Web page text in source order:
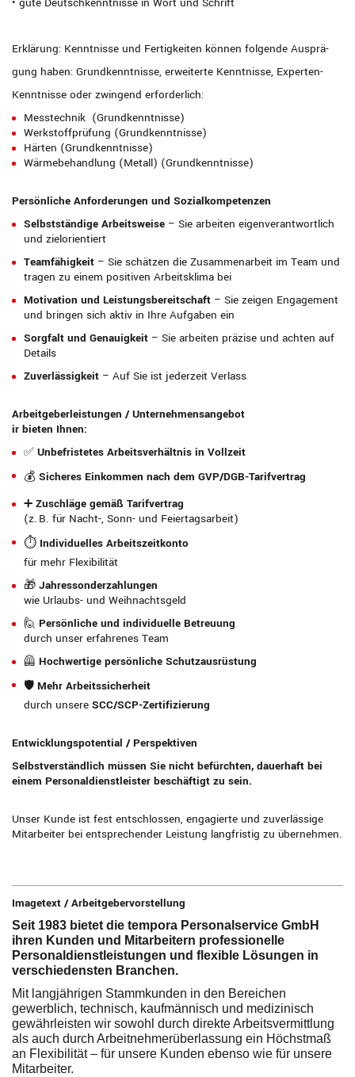
• gute Deutschkenntnisse in Wort und Schrift
Erklärung: Kenntnisse und Fertigkeiten können folgende Ausprä-
gung haben: Grundkenntnisse, erweiterte Kenntnisse, Experten-
Kenntnisse oder zwingend erforderlich:
Messtechnik (Grundkenntnisse)
Werkstoffprüfung (Grundkenntnisse)
Härten (Grundkenntnisse)
Wärmebehandlung (Metall) (Grundkenntnisse)
Persönliche Anforderungen und Sozialkompetenzen
Selbstständige Arbeitsweise – Sie arbeiten eigenverantwortlich
und zielorientiert
Teamfähigkeit – Sie schätzen die Zusammenarbeit im Team und
tragen zu einem positiven Arbeitsklima bei
Motivation und Leistungsbereitschaft – Sie zeigen Engagement
und bringen sich aktiv in Ihre Aufgaben ein
Sorgfalt und Genauigkeit – Sie arbeiten präzise und achten auf
Details
Zuverlässigkeit – Auf Sie ist jederzeit Verlass
Arbeitgeberleistungen / Unternehmensangebot
ir bieten Ihnen:
✅ Unbefristetes Arbeitsverhältnis in Vollzeit
💰 Sicheres Einkommen nach dem GVP/DGB-Tarifvertrag
➕ Zuschläge gemäß Tarifvertrag
(z. B. für Nacht-, Sonn- und Feiertagsarbeit)
⏱️ Individuelles Arbeitszeitkonto
für mehr Flexibilität
🎁 Jahressonderzahlungen
wie Urlaubs- und Weihnachtsgeld
🙋 Persönliche und individuelle Betreuung
durch unser erfahrenes Team
🦺 Hochwertige persönliche Schutzausrüstung
🛡️ Mehr Arbeitssicherheit
durch unsere SCC/SCP-Zertifizierung
Entwicklungspotential / Perspektiven
Selbstverständlich müssen Sie nicht befürchten, dauerhaft bei
einem Personaldienstleister beschäftigt zu sein.
Unser Kunde ist fest entschlossen, engagierte und zuverlässige
Mitarbeiter bei entsprechender Leistung langfristig zu übernehmen.
Imagetext / Arbeitgebervorstellung
Seit 1983 bietet die tempora Personalservice GmbH
ihren Kunden und Mitarbeitern professionelle
Personaldienstleistungen und flexible Lösungen in
verschiedensten Branchen.
Mit langjährigen Stammkunden in den Bereichen
gewerblich, technisch, kaufmännisch und medizinisch
gewährleisten wir sowohl durch direkte Arbeitsvermittlung
als auch durch Arbeitnehmerüberlassung ein Höchstmaß
an Flexibilität – für unsere Kunden ebenso wie für unsere
Mitarbeiter.